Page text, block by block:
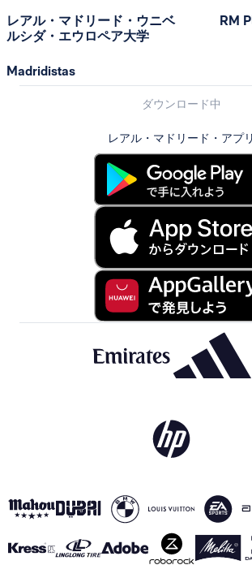
レアル・マドリード・ウニベ
ルシダ・エウロペア大学
Madridistas
RM
ダウンロード中
レアル・マドリード・アプリ